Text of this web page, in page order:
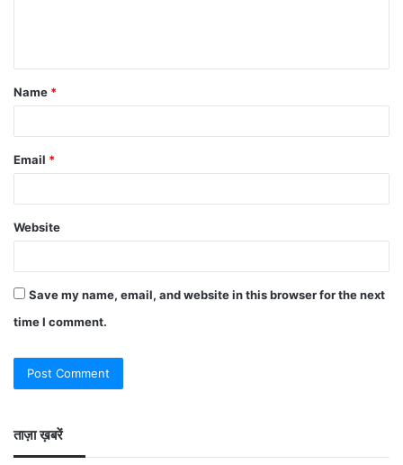
Name *
Email *
Website
Save my name, email, and website in this browser for the next
time I comment.
ताज़ा ख़बरें